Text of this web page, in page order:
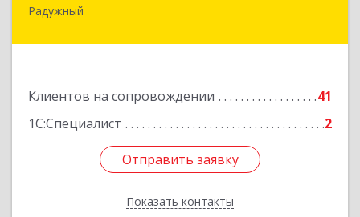
Радужный
Клиентов на сопровождении
41
1С:Специалист
2
Отправить заявку
Показать контакты
628462, Ханты-Мансийский Автономный округ
Отправить заявку
Назад